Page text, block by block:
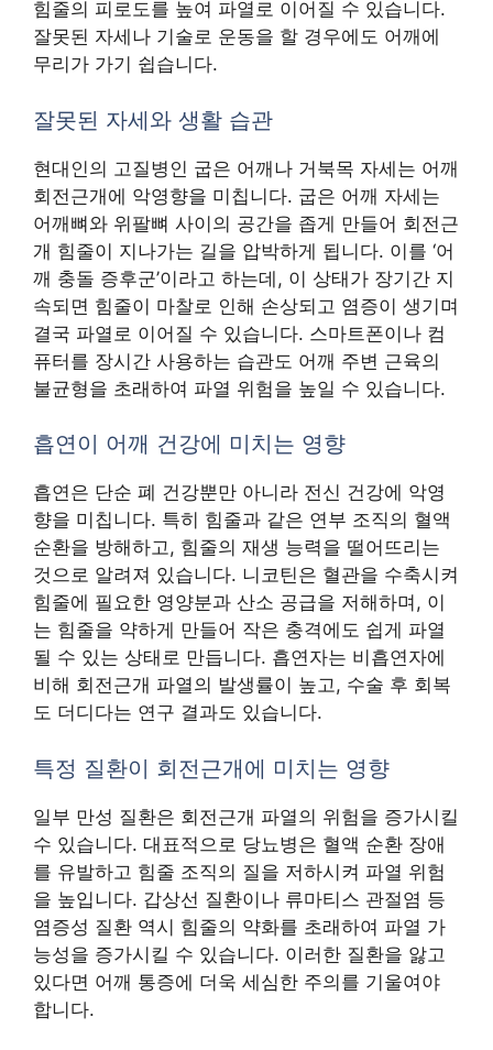
힘줄의 피로도를 높여 파열로 이어질 수 있습니다.
잘못된 자세나 기술로 운동을 할 경우에도 어깨에
무리가 가기 쉽습니다.
잘못된 자세와 생활 습관
현대인의 고질병인 굽은 어깨나 거북목 자세는 어깨
회전근개에 악영향을 미칩니다. 굽은 어깨 자세는
어깨뼈와 위팔뼈 사이의 공간을 좁게 만들어 회전근
개 힘줄이 지나가는 길을 압박하게 됩니다. 이를 ‘어
깨 충돌 증후군’이라고 하는데, 이 상태가 장기간 지
속되면 힘줄이 마찰로 인해 손상되고 염증이 생기며
결국 파열로 이어질 수 있습니다. 스마트폰이나 컴
퓨터를 장시간 사용하는 습관도 어깨 주변 근육의
불균형을 초래하여 파열 위험을 높일 수 있습니다.
흡연이 어깨 건강에 미치는 영향
흡연은 단순 폐 건강뿐만 아니라 전신 건강에 악영
향을 미칩니다. 특히 힘줄과 같은 연부 조직의 혈액
순환을 방해하고, 힘줄의 재생 능력을 떨어뜨리는
것으로 알려져 있습니다. 니코틴은 혈관을 수축시켜
힘줄에 필요한 영양분과 산소 공급을 저해하며, 이
는 힘줄을 약하게 만들어 작은 충격에도 쉽게 파열
될 수 있는 상태로 만듭니다. 흡연자는 비흡연자에
비해 회전근개 파열의 발생률이 높고, 수술 후 회복
도 더디다는 연구 결과도 있습니다.
특정 질환이 회전근개에 미치는 영향
일부 만성 질환은 회전근개 파열의 위험을 증가시킬
수 있습니다. 대표적으로 당뇨병은 혈액 순환 장애
를 유발하고 힘줄 조직의 질을 저하시켜 파열 위험
을 높입니다. 갑상선 질환이나 류마티스 관절염 등
염증성 질환 역시 힘줄의 약화를 초래하여 파열 가
능성을 증가시킬 수 있습니다. 이러한 질환을 앓고
있다면 어깨 통증에 더욱 세심한 주의를 기울여야
합니다.